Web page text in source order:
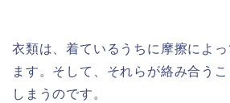
衣類は、着ているうちに摩擦によ
ます。そして、それらが絡み合う
しまうのです。